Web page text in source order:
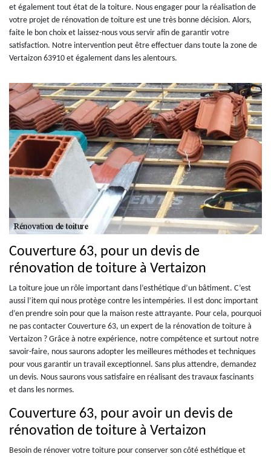
et également tout état de la toiture. Nous engager pour la réalisation de
votre projet de rénovation de toiture est une très bonne décision. Alors,
faite le bon choix et laissez-nous vous servir afin de garantir votre
satisfaction. Notre intervention peut être effectuer dans toute la zone de
Vertaizon 63910 et également dans les alentours.
Couverture 63, pour un devis de
rénovation de toiture à Vertaizon
La toiture joue un rôle important dans l’esthétique d’un bâtiment. C’est
aussi l’item qui nous protège contre les intempéries. Il est donc important
d’en prendre soin pour que la maison reste attrayante. Pour cela, pourquoi
ne pas contacter Couverture 63, un expert de la rénovation de toiture à
Vertaizon ? Grâce à notre expérience, notre compétence et surtout notre
savoir-faire, nous saurons adopter les meilleures méthodes et techniques
pour vous garantir un travail exceptionnel. Sans plus attendre, demandez
un devis. Nous saurons vous satisfaire en réalisant des travaux fascinants
et dans les normes.
Couverture 63, pour avoir un devis de
rénovation de toiture à Vertaizon
Besoin de rénover votre toiture pour conserver son côté esthétique et